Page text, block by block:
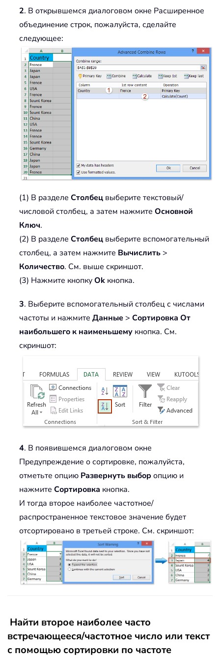
2. В открывшемся диалоговом окне Расширенное
объединение строк, пожалуйста, сделайте
следующее:
(1) В разделе Столбец выберите текстовый/
числовой столбец, а затем нажмите Основной
Ключ.
(2) В разделе Столбец выберите вспомогательный
столбец, а затем нажмите Вычислить >
Количество. См. выше скриншот.
(3) Нажмите кнопкуOk кнопка.
3. Выберите вспомогательный столбец с числами
частоты и нажмите Данные > Сортировка От
наибольшего к наименьшему кнопка. См.
скриншот:
4. В появившемся диалоговом окне
Предупреждение о сортировке, пожалуйста,
отметьте опцию Развернуть выбор опцию и
нажмите Сортировка кнопка.
И тогда второе наиболее частотное/
распространенное текстовое значение будет
отсортировано в третьей строке. См. скриншот:
Найти второе наиболее часто
встречающееся/частотное число или текст
с помощью сортировки по частоте